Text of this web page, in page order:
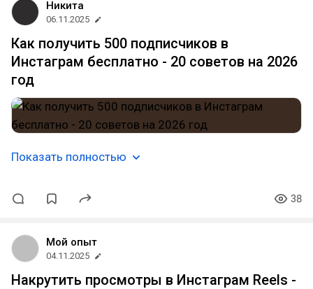
Никита
06.11.2025
Как получить 500 подписчиков в
Инстаграм бесплатно - 20 советов на 2026
год
Показать полностью
38
Мой опыт
04.11.2025
Накрутить просмотры в Инстаграм Reels -